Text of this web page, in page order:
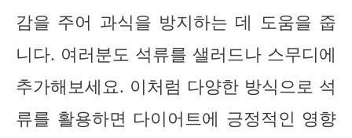
감을 주어 과식을 방지하는 데 도움을 줍
니다. 여러분도 석류를 샐러드나 스무디에
추가해보세요. 이처럼 다양한 방식으로 석
류를 활용하면 다이어트에 긍정적인 영향